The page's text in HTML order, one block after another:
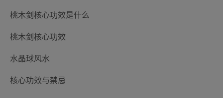
桃木剑核心功效是什么
桃木剑核心功效
水晶球风水
核心功效与禁忌